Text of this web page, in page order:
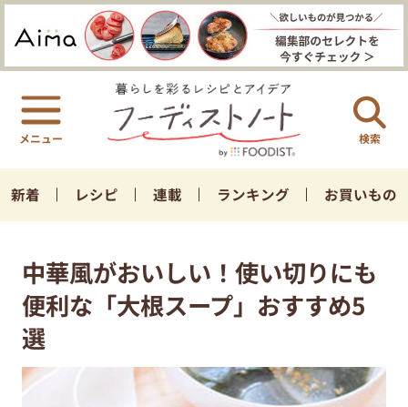
検索
新着 レシピ 連載 ランキング お買いもの
中華風がおいしい！使い切りにも
便利な「大根スープ」おすすめ5
選